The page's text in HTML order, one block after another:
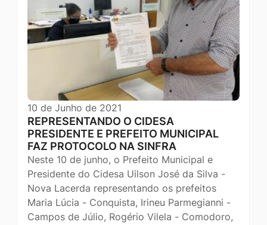
10 de Junho de 2021
REPRESENTANDO O CIDESA
PRESIDENTE E PREFEITO MUNICIPAL
FAZ PROTOCOLO NA SINFRA
Neste 10 de junho, o Prefeito Municipal e
Presidente do Cidesa Uilson José da Silva -
Nova Lacerda representando os prefeitos
Maria Lúcia - Conquista, Irineu Parmegianni -
Campos de Júlio, Rogério Vilela - Comodoro,